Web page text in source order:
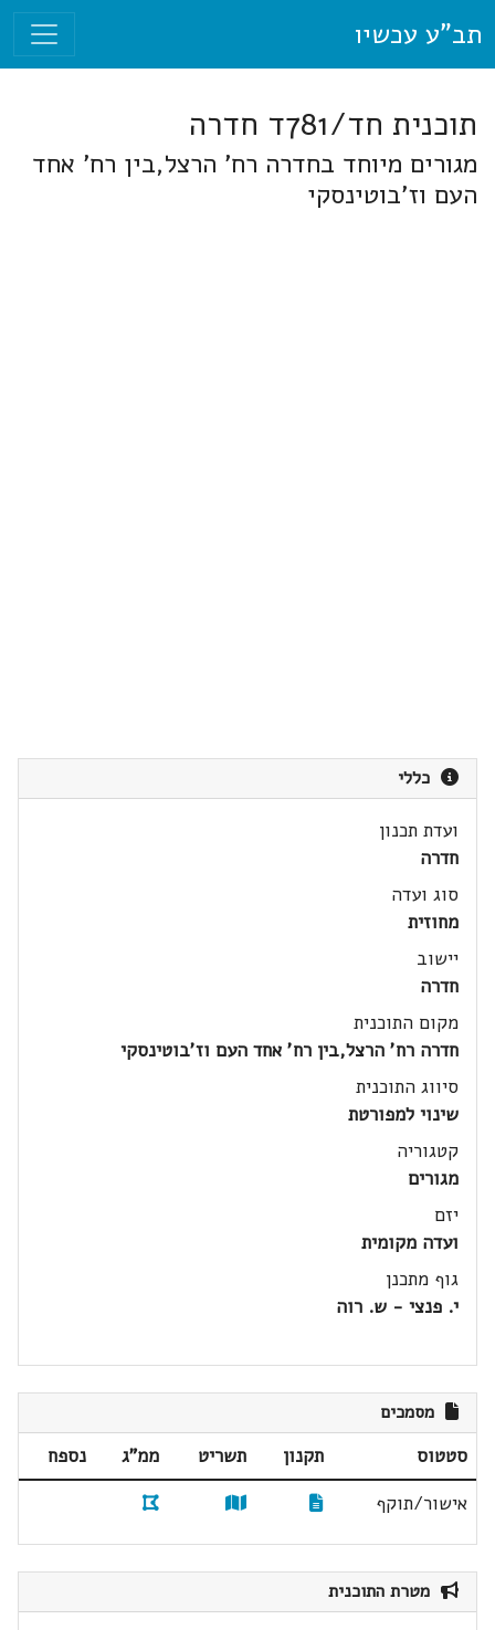
תב"ע עכשיו
תוכנית חד/781ד חדרה
מגורים מיוחד בחדרה רח' הרצל,בין רח' אחד
העם וז'בוטינסקי
כללי
ועדת תכנון
חדרה
סוג ועדה
מחוזית
יישוב
חדרה
מקום התוכנית
חדרה רח' הרצל,בין רח' אחד העם וז'בוטינסקי
סיווג התוכנית
שינוי למפורטת
קטגוריה
מגורים
יזם
ועדה מקומית
גוף מתכנן
י. פנצי - ש. רוה
מסמכים
סטטוס תקנון תשריט ממ"ג
נספח
אישור/תוקף
מטרת התוכנית